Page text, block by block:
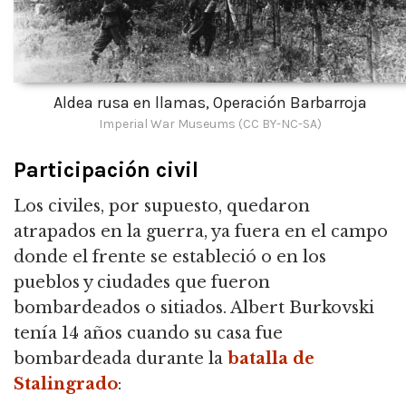
Aldea rusa en llamas, Operación Barbarroja
Imperial War Museums (CC BY-NC-SA)
Participación civil
Los civiles, por supuesto, quedaron
atrapados en la guerra, ya fuera en el campo
donde el frente se estableció o en los
pueblos y ciudades que fueron
bombardeados o sitiados. Albert Burkovski
tenía 14 años cuando su casa fue
bombardeada durante la batalla de
Stalingrado: